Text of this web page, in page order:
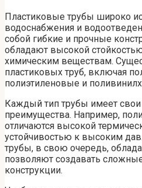
Пластиковые трубы широко
водоснабжения и
собой гибкие и прочные
обладают высокой
химическим веществам.
пластиковых труб, включая
полиэтиленовые и
Каждый тип трубы имеет свои
преимущества. Например,
отличаются высокой
устойчивостью к высоким
трубы, в свою очередь,
позволяют создавать
конструкции.